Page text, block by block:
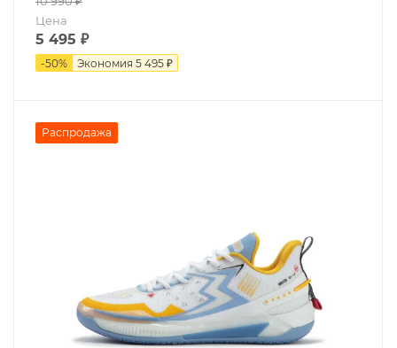
Цена
5 495 ₽
-50% Экономия 5 495 ₽
Распродажа